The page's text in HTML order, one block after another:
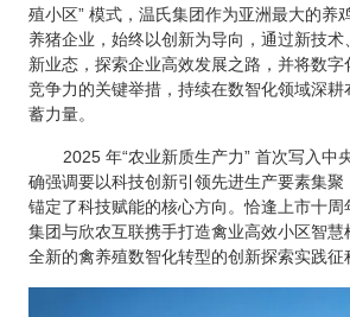
殖小区” 模式，温氏集团作为亚洲最大的养
养猪企业，始终以创新为导向，通过新技术
新业态，探索企业高效发展之路，并将数
竞争力的关键举措，持续在数智化领域深耕
蓄力量。
2025 年“农业新质生产力” 首次写入中
确强调要以科技创新引领先进生产要素集聚
锚定了科技赋能的核心方向。恰逢上市十周
集团与欣农互联携手打造禽业高效小区智慧
全新的禽养殖数智化转型的创新探索实践征